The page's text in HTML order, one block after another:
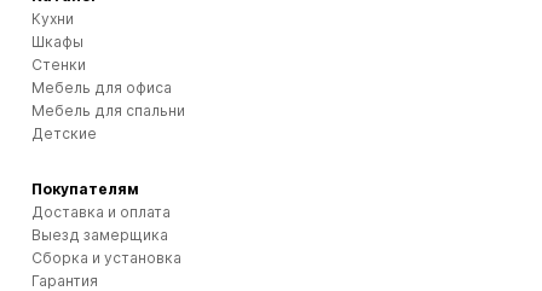
Кухни
Шкафы
Стенки
Мебель для офиса
Мебель для спальни
Детские
Покупателям
Доставка и оплата
Выезд замерщика
Сборка и установка
Гарантия